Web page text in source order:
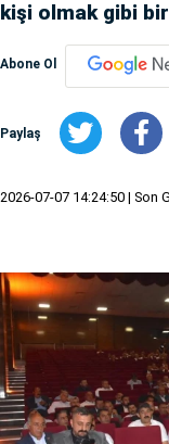
kişi olmak gibi
Abone Ol
Paylaş
2026-07-07 14:24:50 | Son